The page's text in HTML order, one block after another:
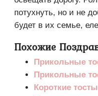
потухнуть, но и не
будет в их семье,
Похожие
Прикольные
Прикольные
Короткие